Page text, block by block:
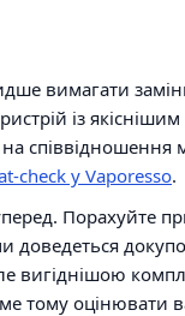
вимагати
із
співвідношення
check у Vaporesso.
Порахуйте
доведеться
вигіднішою
тому оцінювати